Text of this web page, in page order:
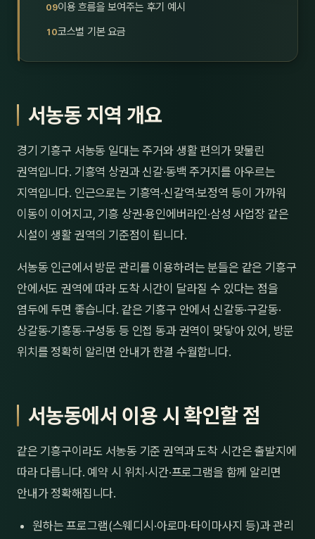
울산
24
이용 흐름을 보여주는 후기 예시
코스별 기본 요금
서농동 지역 개요
경기 기흥구 서농동 일대는 주거와 생활 편의가 맞물린
권역입니다. 기흥역 상권과 신갈·동백 주거지를 아우르는
지역입니다. 인근으로는 기흥역·신갈역·보정역 등이 가까워
이동이 이어지고, 기흥 상권·용인에버라인·삼성 사업장 같은
시설이 생활 권역의 기준점이 됩니다.
서농동 인근에서 방문 관리를 이용하려는 분들은 같은 기흥구
안에서도 권역에 따라 도착 시간이 달라질 수 있다는 점을
염두에 두면 좋습니다. 같은 기흥구 안에서 신갈동·구갈동·
상갈동·기흥동·구성동 등 인접 동과 권역이 맞닿아 있어, 방문
위치를 정확히 알리면 안내가 한결 수월합니다.
서농동에서 이용 시 확인할 점
같은 기흥구이라도 서농동 기준 권역과 도착 시간은 출발지에
따라 다릅니다. 예약 시 위치·시간·프로그램을 함께 알리면
안내가 정확해집니다.
원하는 프로그램(스웨디시·아로마·타이마사지 등)과 관리